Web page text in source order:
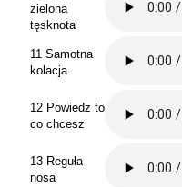
zielona
tęsknota
11 Samotna
kolacja
12 Powiedz to
co chcesz
13 Reguła
nosa